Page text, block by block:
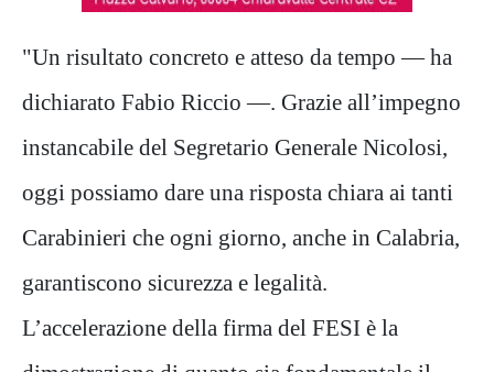
"Un risultato concreto e atteso da tempo — ha
dichiarato Fabio Riccio —. Grazie all’impegno
instancabile del Segretario Generale Nicolosi,
oggi possiamo dare una risposta chiara ai tanti
Carabinieri che ogni giorno, anche in Calabria,
garantiscono sicurezza e legalità.
L’accelerazione della firma del FESI è la